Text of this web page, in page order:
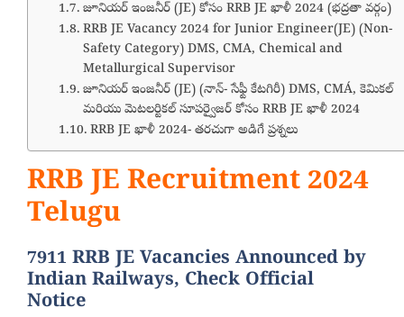
జూనియర్ ఇంజనీర్ (JE) కోసం RRB JE ఖాళీ 2024 (భద్రతా వర్గం)
RRB JE Vacancy 2024 for Junior Engineer(JE) (Non-
Safety Category) DMS, CMA, Chemical and
Metallurgical Supervisor
జూనియర్ ఇంజనీర్ (JE) (నాన్- సేఫ్టీ కేటగిరీ) DMS, CMÁ, కెమికల్
మరియు మెటలర్టికల్ సూపర్వైజర్ కోసం RRB JE ఖాళీ 2024
RRB JE ఖాళీ 2024- తరచుగా అడిగే ప్రశ్నలు
RRB JE Recruitment 2024
Telugu
7911 RRB JE Vacancies Announced by
Indian Railways, Check Official
Notice